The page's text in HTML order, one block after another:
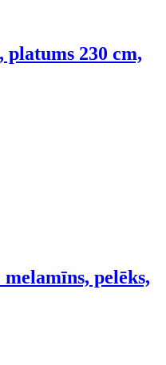
platums 230 cm,
pelēks,